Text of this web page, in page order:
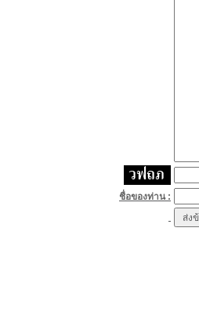
ชื่อของท่าน :